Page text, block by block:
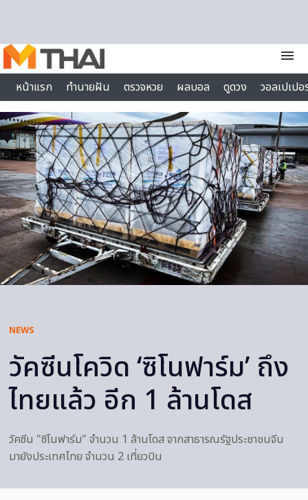
menu
หน้าแรก
ทำนายฝัน ตรวจหวย ผลบอล ดูดวง
วอลเปเป
ไลฟ์สไตล์
NEWS
วัคซีนโควิด ‘ซิโนฟาร์ม’ ถึง
ไทยแล้ว อีก 1 ล้านโดส
วัคซีน "ซิโนฟาร์ม" จำนวน 1 ล้านโดส จากสาธารณรัฐประชาชนจีน
มายังประเทศไทย จำนวน 2 เที่ยวบิน